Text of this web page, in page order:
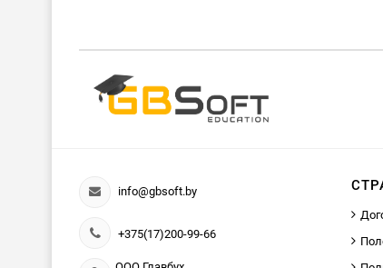
info@gbsoft.by
+375(17)200-99-66